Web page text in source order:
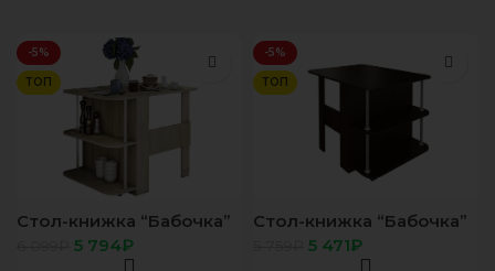
-5%
ТОП
Стол-книжка “Бабочка”
сонома5 794₽
-5%
ТОП
Стол-книжка “Бабочка”
5 471₽